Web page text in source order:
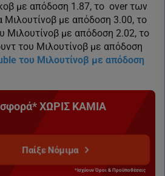
με απόδοση 1.87, το over των
με απόδοση 3.00, το
Μιλουτίνοβ με απόδοση 2.02, το
του Μιλουτίνοβ με απόδοση
του Μιλουτίνοβ με απόδοση
ΧΩΡΙΣ ΚΑΜΙΑ
Παίξε Νόμιμα
*Ισχύουν Όροι & Προϋποθέσεις